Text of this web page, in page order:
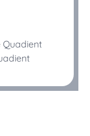
Quadient